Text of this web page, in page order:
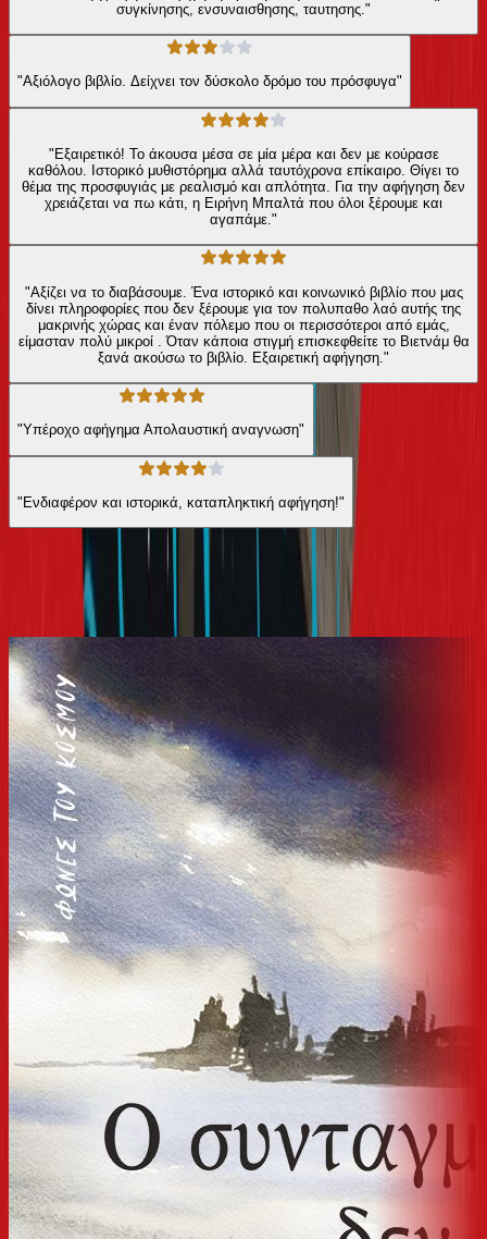
συγκίνησης, ενσυναισθησης, ταυτησης."
"Αξιόλογο βιβλίο. Δείχνει τον δύσκολο δρόμο του πρόσφυγα"
"Εξαιρετικό! Το άκουσα μέσα σε μία μέρα και δεν με κούρασε
καθόλου. Ιστορικό μυθιστόρημα αλλά ταυτόχρονα επίκαιρο. Θίγει το
θέμα της προσφυγιάς με ρεαλισμό και απλότητα. Για την αφήγηση δεν
χρειάζεται να πω κάτι, η Ειρήνη Μπαλτά που όλοι ξέρουμε και
αγαπάμε."
"Αξίζει να το διαβάσουμε. Ένα ιστορικό και κοινωνικό βιβλίο που μας
δίνει πληροφορίες που δεν ξέρουμε για τον πολυπαθο λαό αυτής της
μακρινής χώρας και έναν πόλεμο που οι περισσότεροι από εμάς,
είμασταν πολύ μικροί . Όταν κάποια στιγμή επισκεφθείτε το Βιετνάμ θα
ξανά ακούσω το βιβλίο. Εξαιρετική αφήγηση."
"Υπέροχο αφήγημα Απολαυστική αναγνωση"
"Ενδιαφέρον και ιστορικά, καταπληκτική αφήγηση!"
Από την ίδια σειρά